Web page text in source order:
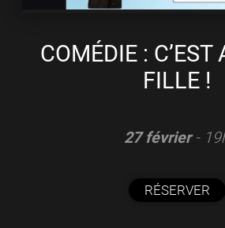
COMÉDIE : C’EST
FILLE !
27 février-
RÉSERVER